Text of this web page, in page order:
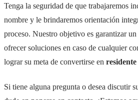
Tenga la seguridad de que trabajaremos
nombre y le brindaremos orientación
proceso. Nuestro objetivo es garantizar un
ofrecer soluciones en caso de cualquier
lograr su meta de convertirse en residente
Si tiene alguna pregunta o desea discutir